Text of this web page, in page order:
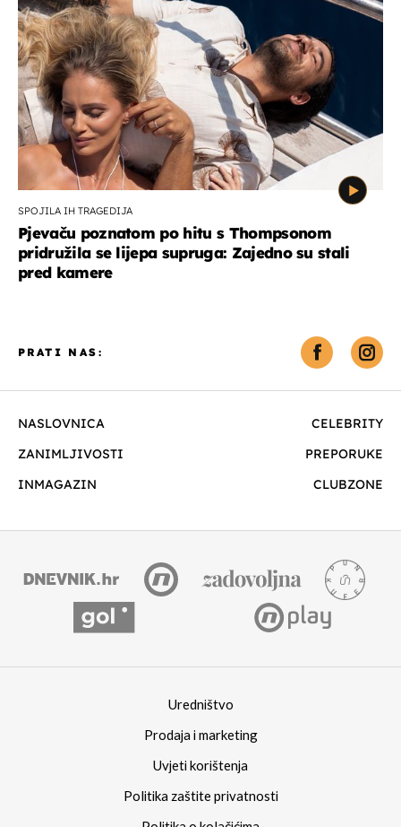
SPOJILA IH TRAGEDIJA
Pjevaču poznatom po hitu s Thompsonom
pridružila se lijepa supruga: Zajedno su stali
pred kamere
NASLOVNICA
CELEBRITY
ZANIMLJIVOSTI
PREPORUKE
INMAGAZIN
CLUBZONE
PRATI NAS:
Uredništvo
Prodaja i marketing
Uvjeti korištenja
Politika zaštite privatnosti